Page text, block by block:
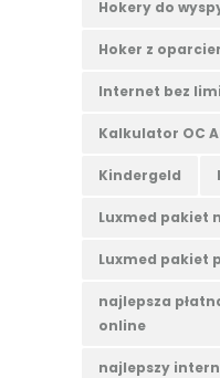
Hokery do
Hoker z
Internet bez
Kalkulator OC
Kindergeld
Luxmed pakiet
Luxmed pakiet
najlepsza
online
najlepszy